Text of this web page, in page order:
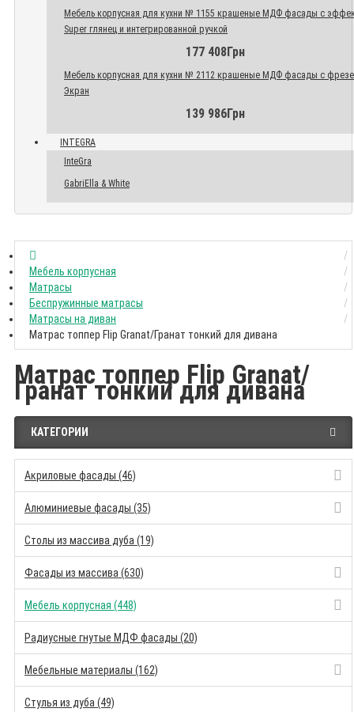
Мебель корпусная для кухни № 1155 крашеные МДФ фасады с
Super глянец и интегрированной ручкой
177 408Грн
Мебель корпусная для кухни № 2112 крашеные МДФ фасады с
Экран
139 986Грн
INTEGRA
InteGra
GabriElla & White
Мебель корпусная
Матрасы
Беспружинные матрасы
Матрасы на диван
Матрас топпер Flip Granat/Гранат тонкий для дивана
Матрас топпер Flip Granat/
Гранат тонкий для дивана
КАТЕГОРИИ
Акриловые фасады (46)
Алюминиевые фасады (35)
Столы из массива дуба (19)
Фасады из массива (630)
Мебель корпусная (448)
Радиусные гнутые МДФ фасады (20)
Мебельные материалы (162)
Стулья из дуба (49)